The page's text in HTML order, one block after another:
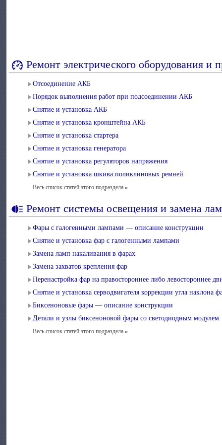
Ремонт электрического оборудования и
Отсоединение АКБ
Порядок выполнения работ при подсоединении АКБ
Снятие и установка АКБ
Снятие и установка кронштейна АКБ
Снятие и установка стартера
Снятие и установка генератора
Снятие и установка регуляторов напряжения
Снятие и установка шкива поликлиновых ремней
Весь список статей этого подраздела»
Ремонт системы освещения и замена
Фары с галогенными лампами — описание конструкции
Снятие и установка фар с галогенными лампами
Замена ламп накаливания в фарах
Замена захватов крепления фар
Перенастройка фар на правостороннее либо левостороннее
Снятие и установка серводвигателя коррекции угла наклона
Биксеноновые фары — описание конструкции
Детали и узлы биксеноновой фары со светодиодным модулем
Весь список статей этого подраздела»